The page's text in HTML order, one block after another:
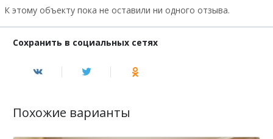
К этому объекту пока не оставили ни одного отзыва.
Сохранить в социальных сетях
Похожие варианты